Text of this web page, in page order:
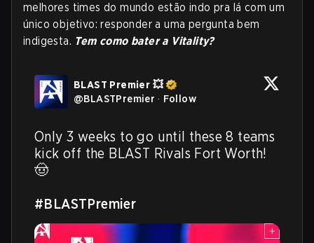
melhores times do mundo estão indo pra lá com um
único objetivo: responder a uma pergunta bem
indigesta. Tem como bater a Vitality?
BLAST Premier 💥
@BLASTPremier · Follow
Only 3 weeks to go until these 8 teams
kick off the BLAST Rivals Fort Worth!
🤠
#BLASTPremier